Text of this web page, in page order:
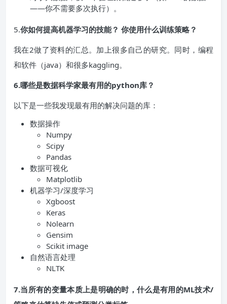
——你不需要多次执行）。
5.你如何提高机器学习的技能？ 你使用什么训练策略？
我在2做了资料的汇总。加上很多自己的研究。同时，编程
和软件（java）和很多kaggling。
6.哪些是数据科学家最有用的python库？
以下是一些我发现最有用的解决问题的库：
数据操作
Numpy
Scipy
Pandas
数据可视化
Matplotlib
机器学习/深度学习
Xgboost
Keras
Nolearn
Gensim
Scikit image
自然语言处理
NLTK
7.当所有的变量本质上是明确的时，什么是有用的ML技术/